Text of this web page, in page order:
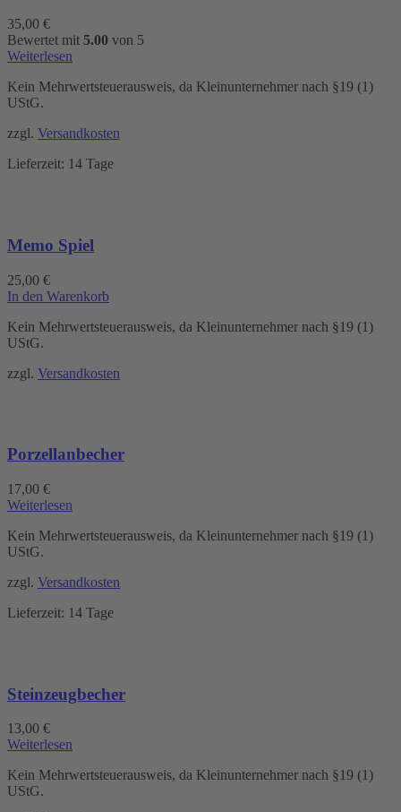
35,00 €
Bewertet mit 5.00 von 5
Weiterlesen
Kein Mehrwertsteuerausweis, da Kleinunternehmer nach §19 (1)
UStG.
zzgl. Versandkosten
Lieferzeit: 14 Tage
Memo Spiel
25,00 €
In den Warenkorb
Kein Mehrwertsteuerausweis, da Kleinunternehmer nach §19 (1)
UStG.
zzgl. Versandkosten
Porzellanbecher
17,00 €
Weiterlesen
Kein Mehrwertsteuerausweis, da Kleinunternehmer nach §19 (1)
UStG.
zzgl. Versandkosten
Lieferzeit: 14 Tage
Steinzeugbecher
13,00 €
Weiterlesen
Kein Mehrwertsteuerausweis, da Kleinunternehmer nach §19 (1)
UStG.